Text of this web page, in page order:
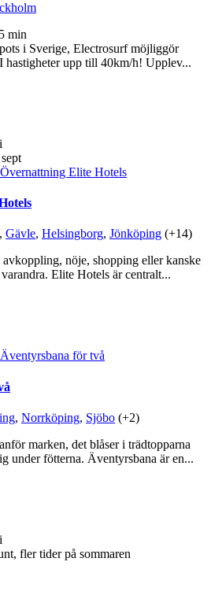
min
i Sverige, Electrosurf möjliggör
hastigheter upp till 40km/h! Upplev...
, Gävle, Helsingborg, Jönköping (+14)
nöje, shopping eller kanske
Elite Hotels är centralt...
, Norrköping, Sjöbo (+2)
marken, det blåser i trädtopparna
under fötterna. Äventyrsbana är en...
fler tider på sommaren